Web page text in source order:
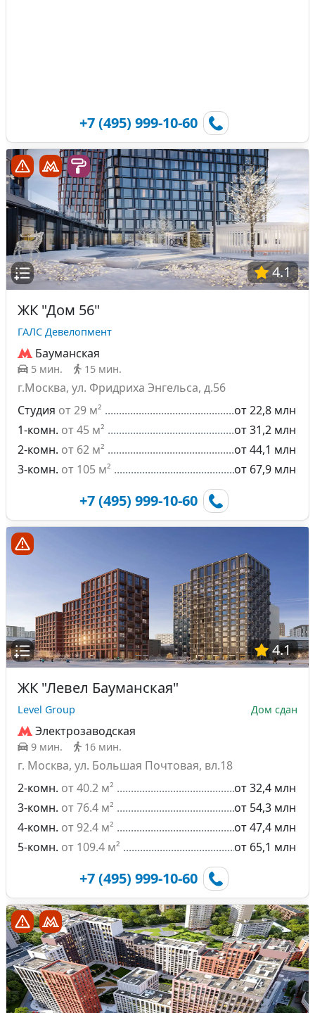
+7 (495) 999-10-60
4.1
ЖК "Дом 56"
ГАЛС Девелопмент
Бауманская
5 мин. 15 мин.
г.Москва, ул. Фридриха Энгельса, д.56
Студия от 29 м²
от 22,8 млн
1-комн. от 45 м²
от 31,2 млн
2-комн. от 62 м²
от 44,1 млн
3-комн. от 105 м² от 67,9 млн
+7 (495) 999-10-60
4.1
ЖК "Левел Бауманская"
Level Group Дом сдан
Электрозаводская
9 мин. 16 мин.
г. Москва, ул. Большая Почтовая, вл.18
2-комн. от 40.2 м²
от 32,4 млн
3-комн. от 76.4 м²
от 54,3 млн
4-комн. от 92.4 м²
от 47,4 млн
5-комн. от 109.4 м² от 65,1 млн
+7 (495) 999-10-60